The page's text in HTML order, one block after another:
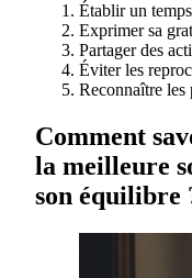
Établir un
Exprimer sa
Partager des
Éviter les
Reconnaître les
Comment
la meilleure
son équilibre